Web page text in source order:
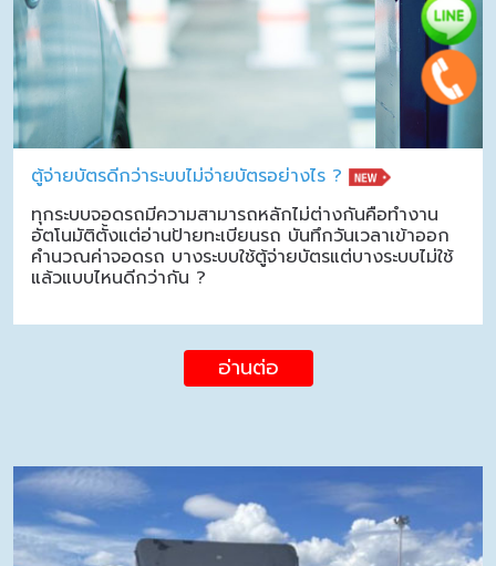
ตู้จ่ายบัตรดีกว่าระบบไม่จ่ายบัตรอย่างไร ?
ทุกระบบจอดรถมีความสามารถหลักไม่ต่างกันคือทำงาน
อัตโนมัติตั้งแต่อ่านป้ายทะเบียนรถ บันทึกวันเวลาเข้าออก
คำนวณค่าจอดรถ บางระบบใช้ตู้จ่ายบัตรแต่บางระบบไม่ใช้
แล้วแบบไหนดีกว่ากัน ?
อ่านต่อ